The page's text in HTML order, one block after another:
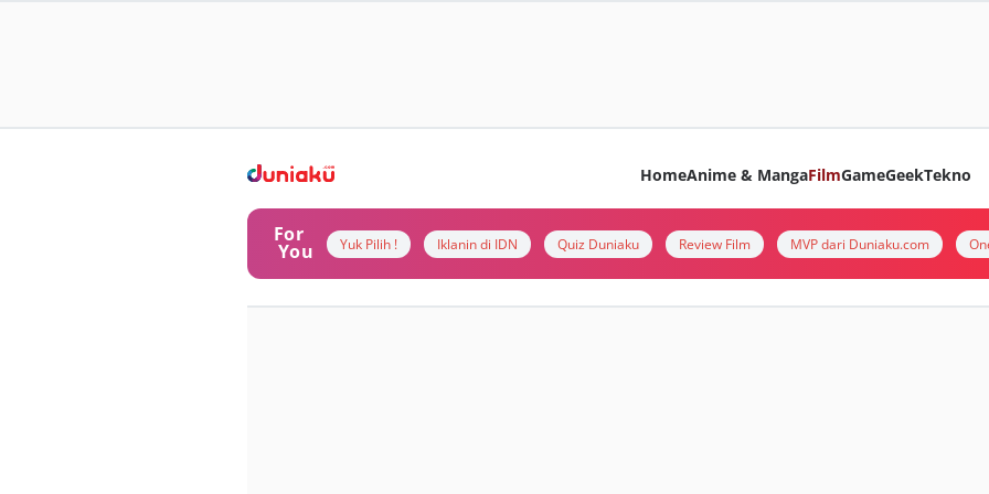
HomeAnime & MangaFilmGameGeekTekno
For
You Yuk Pilih ! Iklanin di IDN Quiz Duniaku Review Film MVP dari Duniaku.com